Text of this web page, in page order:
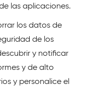
las aplicaciones.
los datos de
de los
y notificar
y de alto
y personalice el